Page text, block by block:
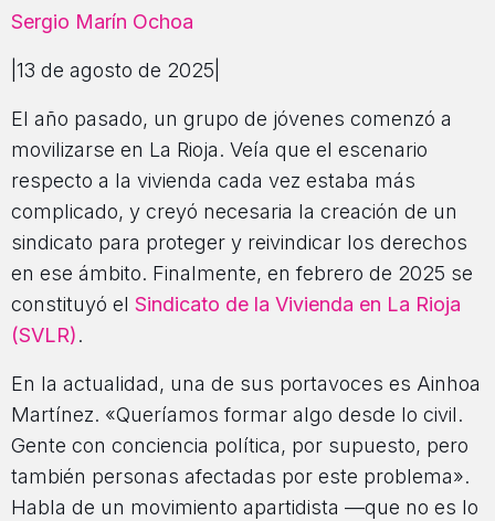
Sergio Marín Ochoa
|13 de agosto de 2025|
El año pasado, un grupo de jóvenes comenzó a
movilizarse en La Rioja. Veía que el escenario
respecto a la vivienda cada vez estaba más
complicado, y creyó necesaria la creación de un
sindicato para proteger y reivindicar los derechos
en ese ámbito. Finalmente, en febrero de 2025 se
constituyó el Sindicato de la Vivienda en La Rioja
(SVLR).
En la actualidad, una de sus portavoces es Ainhoa
Martínez. «Queríamos formar algo desde lo civil.
Gente con conciencia política, por supuesto, pero
también personas afectadas por este problema».
Habla de un movimiento apartidista —que no es lo